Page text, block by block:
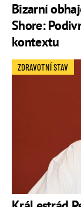
Bizarní
Shore:
kontextu
ZDRAVOTNÍ STAV